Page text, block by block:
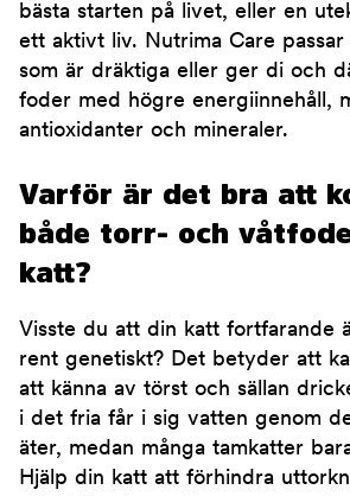
bästa starten på livet, eller en
ett aktivt liv. Nutrima Care
som är dräktiga eller ger di och
foder med högre energiinnehåll,
antioxidanter och mineraler.
Varför är det bra att
både torr- och
katt?
Visste du att din katt fortfarande
rent genetiskt? Det betyder att
att känna av törst och sällan
i det fria får i sig vatten genom
äter, medan många tamkatter
Hjälp din katt att förhindra